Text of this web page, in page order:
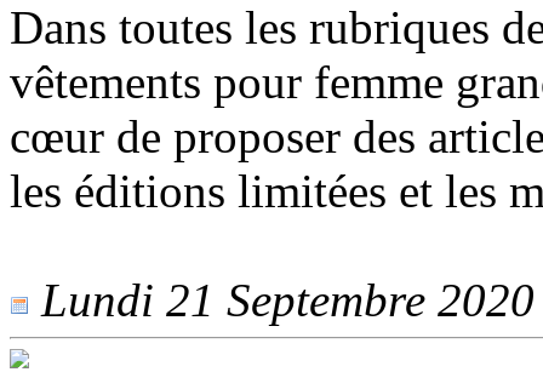
Dans toutes les rubriques
vêtements pour femme
cœur de proposer des
les éditions limitées et les
Lundi 21 Septembre